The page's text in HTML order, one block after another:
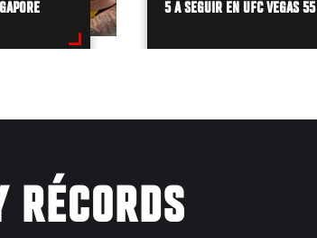
5 A SEGUIR EN UFC VEGAS 55